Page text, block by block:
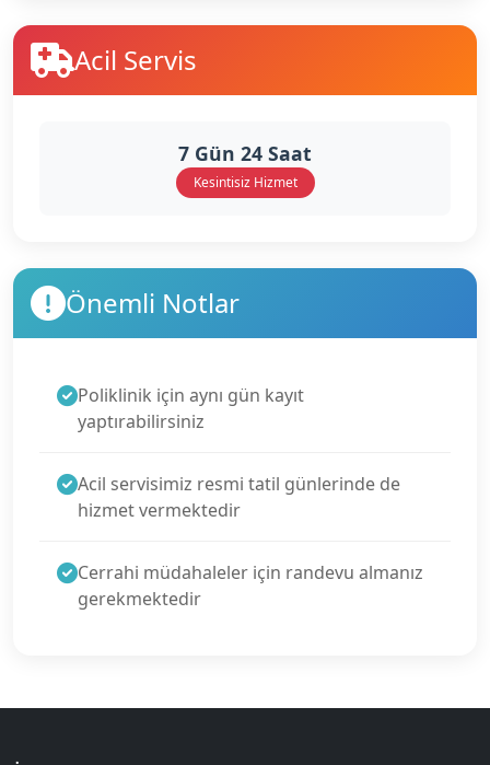
Acil Servis
7 Gün 24 Saat
Kesintisiz Hizmet
Önemli Notlar
Poliklinik için aynı gün kayıt
yaptırabilirsiniz
Acil servisimiz resmi tatil günlerinde de
hizmet vermektedir
Cerrahi müdahaleler için randevu almanız
gerekmektedir